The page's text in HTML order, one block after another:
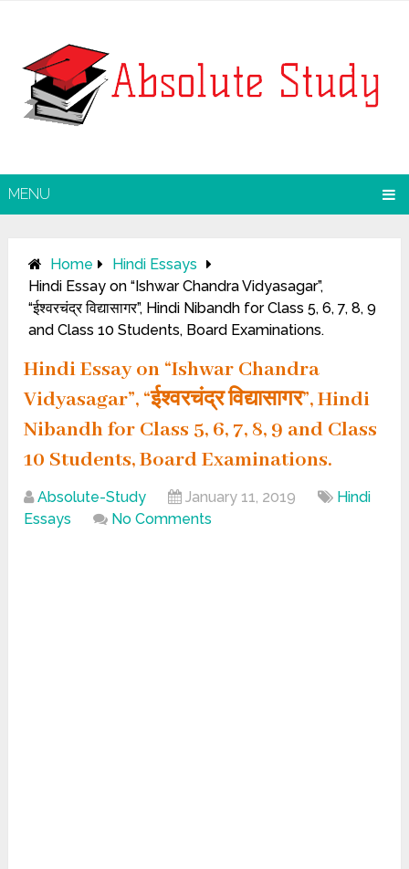
MENU
Home
Hindi Essays
Hindi Essay on “Ishwar Chandra Vidyasagar”,
“ईश्वरचंद्र विद्यासागर”, Hindi Nibandh for Class 5, 6, 7, 8, 9
and Class 10 Students, Board Examinations.
Hindi Essay on “Ishwar Chandra
Vidyasagar”, “ईश्वरचंद्र विद्यासागर”, Hindi
Nibandh for Class 5, 6, 7, 8, 9 and Class
10 Students, Board Examinations.
Absolute-Study January 11, 2019
Hindi
Essays
No Comments